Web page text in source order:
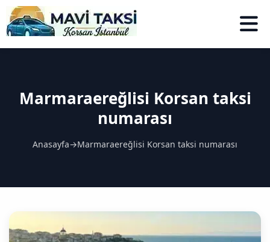
Marmaraereğlisi Korsan taksi
numarası
Anasayfa→Marmaraereğlisi Korsan taksi numarası